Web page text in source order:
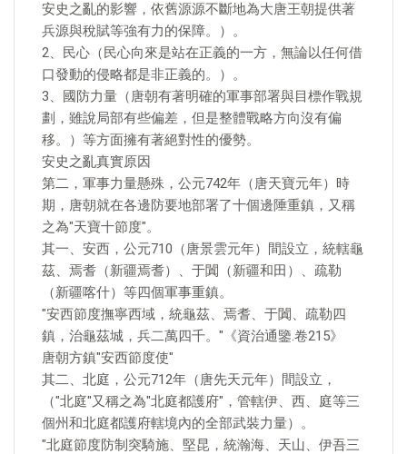
安史之亂的影響，依舊源源不斷地為大唐王朝提供著
兵源與稅賦等強有力的保障。）。
2、民心（民心向來是站在正義的一方，無論以任何借
口發動的侵略都是非正義的。）。
3、國防力量（唐朝有著明確的軍事部署與目標作戰規
劃，雖說局部有些偏差，但是整體戰略方向沒有偏
移。）等方面擁有著絕對性的優勢。
安史之亂真實原因
第二，軍事力量懸殊，公元742年（唐天寶元年）時
期，唐朝就在各邊防要地部署了十個邊陲重鎮，又稱
之為"天寶十節度"。
其一、安西，公元710（唐景雲元年）間設立，統轄龜
茲、焉耆（新疆焉耆）、于闐（新疆和田）、疏勒
（新疆喀什）等四個軍事重鎮。
"安西節度撫寧西域，統龜茲、焉耆、于闐、疏勒四
鎮，治龜茲城，兵二萬四千。"《資治通鑒.卷215》
唐朝方鎮"安西節度使"
其二、北庭，公元712年（唐先天元年）間設立，
（"北庭"又稱之為"北庭都護府"，管轄伊、西、庭等三
個州和北庭都護府轄境內的全部武裝力量）。
"北庭節度防制突騎施、堅昆，統瀚海、天山、伊吾三